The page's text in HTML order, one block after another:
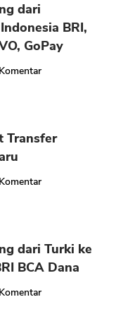
dari
BRI,
GoPay
Komentar
Transfer
Komentar
dari Turki ke
BCA Dana
Komentar